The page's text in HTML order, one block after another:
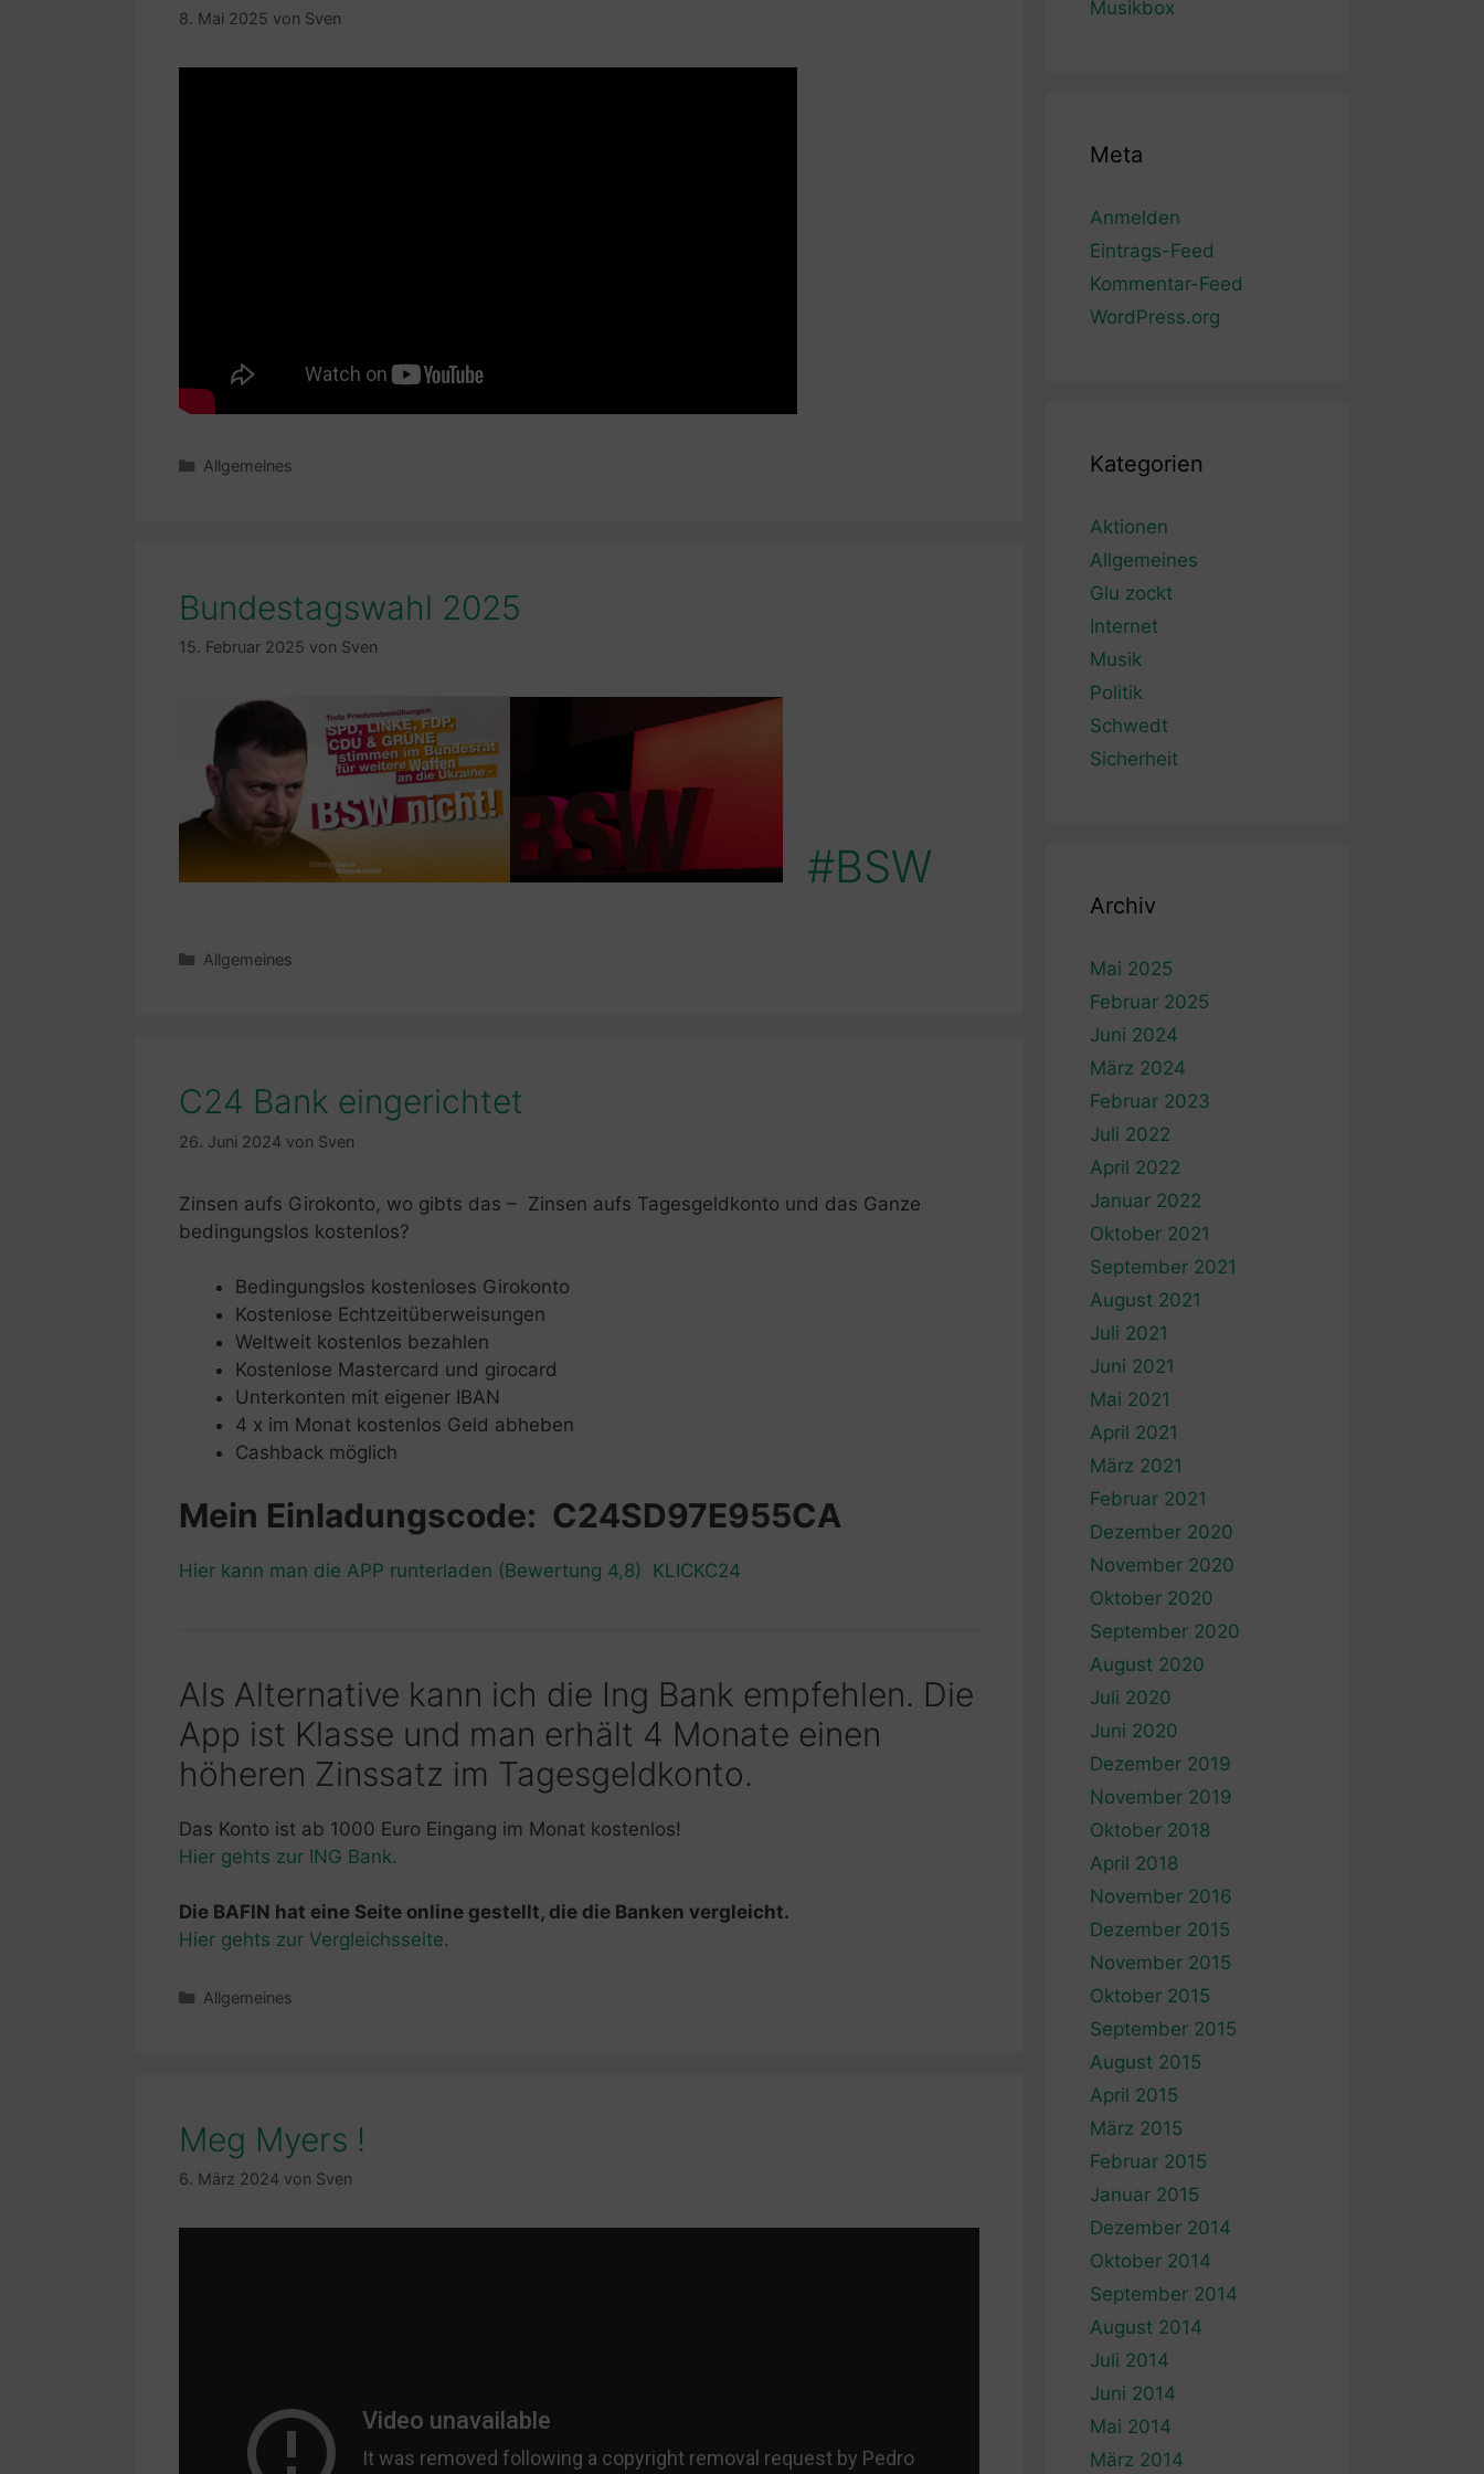
8. Mai 2025 von Sven
Kategorien
Allgemeines
Bundestagswahl 2025
15. Februar 2025 von Sven
#BSW
Kategorien
Allgemeines
C24 Bank eingerichtet
26. Juni 2024 von Sven
Zinsen aufs Girokonto, wo gibts das – Zinsen aufs Tagesgeldkonto und das Ganze
bedingungslos kostenlos?
Bedingungslos kostenloses Girokonto
Kostenlose Echtzeitüberweisungen
Weltweit kostenlos bezahlen
Kostenlose Mastercard und girocard
Unterkonten mit eigener IBAN
4 x im Monat kostenlos Geld abheben
Cashback möglich
Mein Einladungscode: C24SD97E955CA
Hier kann man die APP runterladen (Bewertung 4,8) KLICKC24
Als Alternative kann ich die Ing Bank empfehlen. Die
App ist Klasse und man erhält 4 Monate einen
höheren Zinssatz im Tagesgeldkonto.
Das Konto ist ab 1000 Euro Eingang im Monat kostenlos!
Hier gehts zur ING Bank.
Die BAFIN hat eine Seite online gestellt, die die Banken vergleicht.
Hier gehts zur Vergleichsseite.
Kategorien
Allgemeines
Meg Myers !
6. März 2024 von Sven
Musikbox
Meta
Anmelden
Eintrags-Feed
Kommentar-Feed
WordPress.org
Kategorien
Aktionen
Allgemeines
Glu zockt
Internet
Musik
Politik
Schwedt
Sicherheit
Archiv
Mai 2025
Februar 2025
Juni 2024
März 2024
Februar 2023
Juli 2022
April 2022
Januar 2022
Oktober 2021
September 2021
August 2021
Juli 2021
Juni 2021
Mai 2021
April 2021
März 2021
Februar 2021
Dezember 2020
November 2020
Oktober 2020
September 2020
August 2020
Juli 2020
Juni 2020
Dezember 2019
November 2019
Oktober 2018
April 2018
November 2016
Dezember 2015
November 2015
Oktober 2015
September 2015
August 2015
April 2015
März 2015
Februar 2015
Januar 2015
Dezember 2014
Oktober 2014
September 2014
August 2014
Juli 2014
Juni 2014
Mai 2014
März 2014